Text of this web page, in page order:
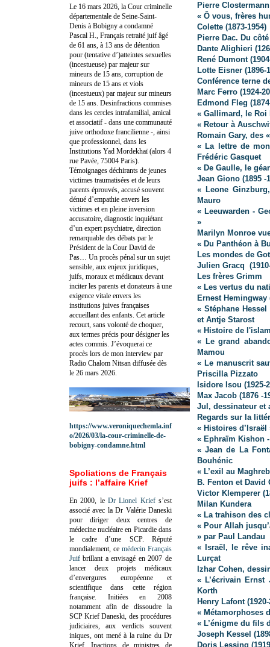
Pierre Clostermann
« Ô vous, frères
Colette (1873-1954)
Pierre Dac. Du
Dante Alighieri
René Dumont
Lotte Eisner (1896-
Conférence terne
Marc Ferro (1924-
Edmond Fleg
« Gallimard, le Roi
« Retour à
Romain Gary, des
« La lettre de
Frédéric Gasquet
« De Gaulle, le
Jean Giono (1895 -
« Leone
Mauro
« Leeuwarden -
»
Marilyn Monroe
« Du Panthéon à
Les mondes de
Julien Gracq
Les frères Grimm
« Les vertus du
Ernest Hemingway
« Stéphane
et Antje Starost
« Histoire de
« Le grand
Mamou
« Le manuscrit
Priscilla Pizzato
Isidore Isou (1925-
Max Jacob (1876 -
Jul, dessinateur et
Regards sur la
« Histoires
« Ephraïm Kishon
« Jean de La
Bouhénic
« L’exil au
B. Fenton et David
Victor Klemperer
Milan Kundera
« La trahison des
« Pour Allah
» par Paul Landau
« Israël, le rêve
Lurçat
Izhar Cohen,
« L’écrivain
Korth
Henry Lafont (1920-
« Métamorphoses
« L’énigme du fils
Joseph Kessel
Doris Lessing
Le 16 mars 2026, la Cour criminelle
départementale de Seine-Saint-
Denis à Bobigny a condamné
Pascal H., Français retraité juif âgé
de 61 ans, à 13 ans de détention
pour (tentative d’)atteintes sexuelles
(incestueuse) par majeur sur
mineurs de 15 ans, corruption de
mineurs de 15 ans et viols
(incestueux) par majeur sur mineurs
de 15 ans. Desinfractions commises
dans les cercles intrafamilial, amical
et associatif - dans une communauté
juive orthodoxe francilienne -, ainsi
que professionnel, dans les
Institutions Yad Mordekhaï (alors 4
rue Pavée, 75004 Paris).
Témoignages déchirants de jeunes
victimes traumatisées et de leurs
parents éprouvés, accusé souvent
dénué d’empathie envers les
victimes et en pleine inversion
accusatoire, diagnostic inquiétant
d’un expert psychiatre, direction
remarquable des débats par le
Président de la Cour David de
Pas… Un procès pénal sur un sujet
sensible, aux enjeux juridiques,
juifs, moraux et médicaux devant
inciter les parents et donateurs à une
exigence vitale envers les
institutions juives françaises
accueillant des enfants. Cet article
recourt, sans volonté de choquer,
aux termes précis pour désigner les
actes commis. J’évoquerai ce
procès lors de mon interview par
Radio Chalom Nitsan diffusée dès
le 26 mars 2026.
https://www.veroniquechemla.inf
o/2026/03/la-cour-criminelle-de-
bobigny-condamne.html
Spoliations de Français
juifs : l’affaire Krief
En 2000, le Dr Lionel Kriefs’est
associé avec la Dr Valérie Daneski
pour diriger deux centres de
médecine nucléaire en Picardie dans
le cadre d’une SCP. Réputé
mondialement, ce médecin Français
Juif brillant a envisagé en 2007 de
lancer deux projets médicaux
d’envergures européenne et
scientifique dans cette région
française. Initiées en 2008
notamment afin de dissoudre la
SCP Krief Daneski, des procédures
judiciaires, aux verdicts souvent
iniques, ont mené à la ruine du Dr
Krief.Inactions de ministres de